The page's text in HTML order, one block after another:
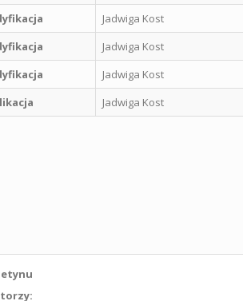
Jadwiga Kost
Jadwiga Kost
Jadwiga Kost
Jadwiga Kost